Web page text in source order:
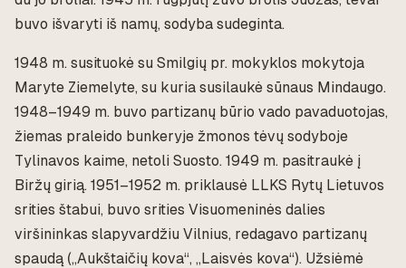
buvo išvaryti iš namų, sodyba sudeginta.
1948 m. susituokė su Smilgių pr. mokyklos mokytoja
Maryte Ziemelyte, su kuria susilaukė sūnaus Mindaugo.
1948–1949 m. buvo partizanų būrio vado pavaduotojas,
žiemas praleido bunkeryje žmonos tėvų sodyboje
Tylinavos kaime, netoli Suosto. 1949 m. pasitraukė į
Biržų girią. 1951–1952 m. priklausė LLKS Rytų Lietuvos
srities štabui, buvo srities Visuomeninės dalies
viršininkas slapyvardžiu Vilnius, redagavo partizanų
spaudą („Aukštaičių kova“, „Laisvės kova“). Užsiėmė